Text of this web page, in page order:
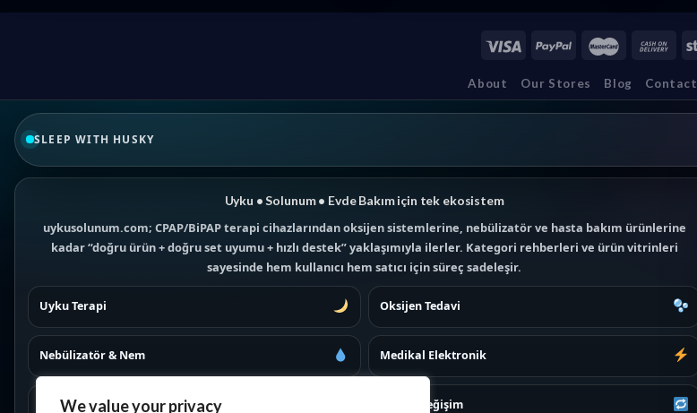
We value your privacy
About Our Stores Blog Contact
SLEEP WITH HUSKY
Uyku • Solunum • Evde Bakım için tek ekosistem
uykusolunum.com; CPAP/BiPAP terapi cihazlarından oksijen sistemlerine, nebülizatör ve hasta bakım ürünlerine
kadar “doğru ürün + doğru set uyumu + hızlı destek” yaklaşımıyla ilerler. Kategori rehberleri ve ürün vitrinleri
sayesinde hem kullanıcı hem satıcı için süreç sadeleşir.
Uyku Terapi Oksijen Tedavi
Nebülizatör & Nem Medikal Elektronik
Maskeler İade & Değişim